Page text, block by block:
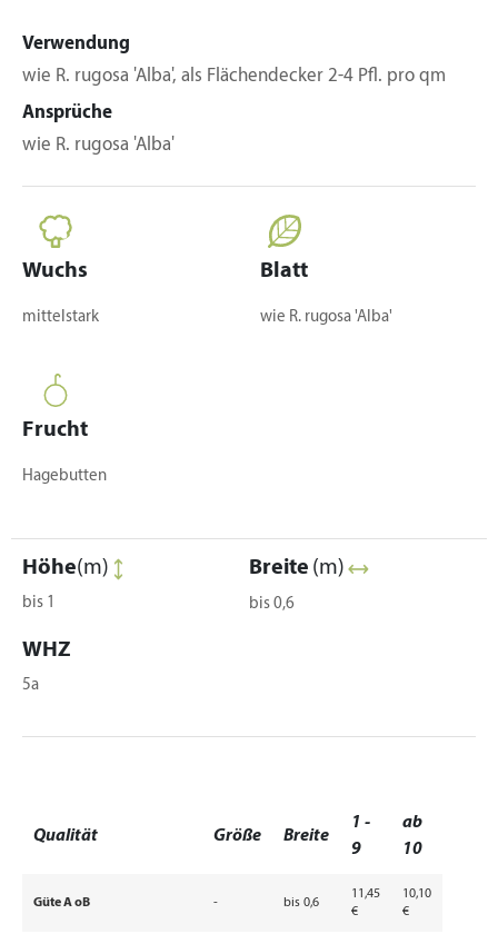
Verwendung
wie R. rugosa 'Alba', als Flächendecker 2-4 Pfl. pro qm
Ansprüche
wie R. rugosa 'Alba'
Wuchs
mittelstark
Blatt
wie R. rugosa 'Alba'
Frucht
Hagebutten
Höhe(m)
bis 1
Breite (m)
bis 0,6
WHZ
5a
Qualität Größe Breite
1 -
9
ab
10
Güte A oB - bis 0,6
11,45
€
10,10
€